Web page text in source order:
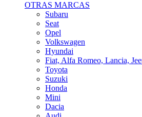
Seat
Opel
Volkswagen
Hyundai
Fiat, Alfa Romeo, Lancia, Jeep
Toyota
Suzuki
Honda
Mini
Dacia
Audi
Otras Marcas